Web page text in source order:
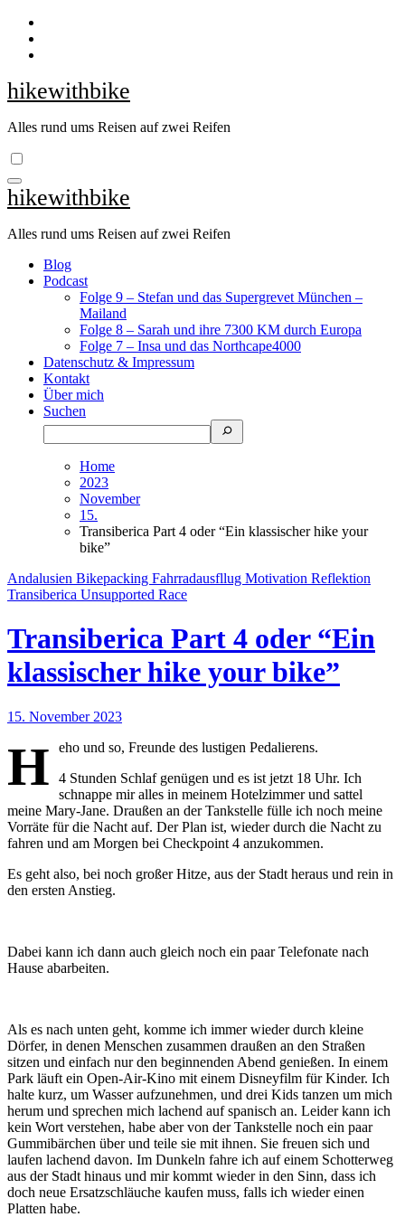
Zum
Inhalt
springen
hikewithbike
Alles rund ums Reisen auf zwei Reifen
hikewithbike
Alles rund ums Reisen auf zwei Reifen
Blog
Podcast
Folge 9 – Stefan und das Supergrevet München –
Mailand
Folge 8 – Sarah und ihre 7300 KM durch Europa
Folge 7 – Insa und das Northcape4000
Datenschutz & Impressum
Kontakt
Über mich
Suchen
Home
2023
November
15.
Transiberica Part 4 oder “Ein klassischer hike your
bike”
Andalusien Bikepacking Fahrradausfllug Motivation Reflektion
Transiberica Unsupported Race
Transiberica Part 4 oder “Ein
klassischer hike your bike”
15. November 2023
H
eho und so, Freunde des lustigen Pedalierens.
4 Stunden Schlaf genügen und es ist jetzt 18 Uhr. Ich
schnappe mir alles in meinem Hotelzimmer und sattel
meine Mary-Jane. Draußen an der Tankstelle fülle ich noch meine
Vorräte für die Nacht auf. Der Plan ist, wieder durch die Nacht zu
fahren und am Morgen bei Checkpoint 4 anzukommen.
Es geht also, bei noch großer Hitze, aus der Stadt heraus und rein in
den ersten Anstieg.
Dabei kann ich dann auch gleich noch ein paar Telefonate nach
Hause abarbeiten.
Als es nach unten geht, komme ich immer wieder durch kleine
Dörfer, in denen Menschen zusammen draußen an den Straßen
sitzen und einfach nur den beginnenden Abend genießen. In einem
Park läuft ein Open-Air-Kino mit einem Disneyfilm für Kinder. Ich
halte kurz, um Wasser aufzunehmen, und drei Kids tanzen um mich
herum und sprechen mich lachend auf spanisch an. Leider kann ich
kein Wort verstehen, habe aber von der Tankstelle noch ein paar
Gummibärchen über und teile sie mit ihnen. Sie freuen sich und
laufen lachend davon. Im Dunkeln fahre ich auf einem Schotterweg
aus der Stadt hinaus und mir kommt wieder in den Sinn, dass ich
doch neue Ersatzschläuche kaufen muss, falls ich wieder einen
Platten habe.